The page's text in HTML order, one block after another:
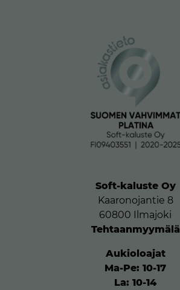
Soft-kaluste Oy
Kaaronojantie 8
60800 Ilmajoki
Tehtaanmyymälä
Aukioloajat
Ma-Pe: 10-17
La: 10-14